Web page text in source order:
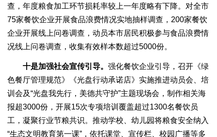
查，年度粮食加工环节损耗率较上一年度略有下降。对全市
75家餐饮企业开展食品浪费情况实地抽样调查，200家餐饮
企业开展线上问卷调查，动员本市居民积极参与食品浪费情
况线上问卷调查，收集有效样本数超过5000份。
十是加强社会宣传引导。 强化餐饮企业引导，召开《绿
色餐厅管理规范》《光盘行动承诺店》实施推进动员会、培
训会及“光盘我先行，美德共守护”主题现场会，制作相关海
报超3000份，开展15次专项培训覆盖超过1300名餐饮员
工，凝聚行业节粮共识。推动学校、幼儿园将粮食安全纳入
“生态文明教育第一课”，依托课堂、宣传栏、校园广播等多